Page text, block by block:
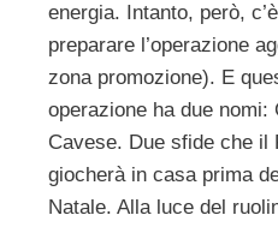
energia. Intanto, però,
preparare l’operazione
zona promozione). E
operazione ha due nomi:
Cavese. Due sfide che il
giocherà in casa prima
Natale. Alla luce del